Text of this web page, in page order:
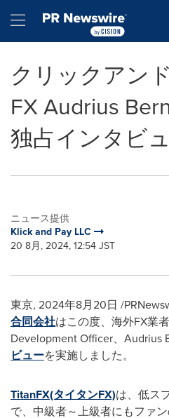
Hamburger menu
クリックアン
FX Audrius
独占インタビ
ニュース提供
Klick and Pay LLC
20 8月, 2024, 12:54 JST
東京, 2024年8月20日 /
合同会社はこの度、海外FX業
Development Officer、Audrius
ビューを実施しました。
TitanFX(タイタンFX)は、低ス
で、中級者～上級者にもファン